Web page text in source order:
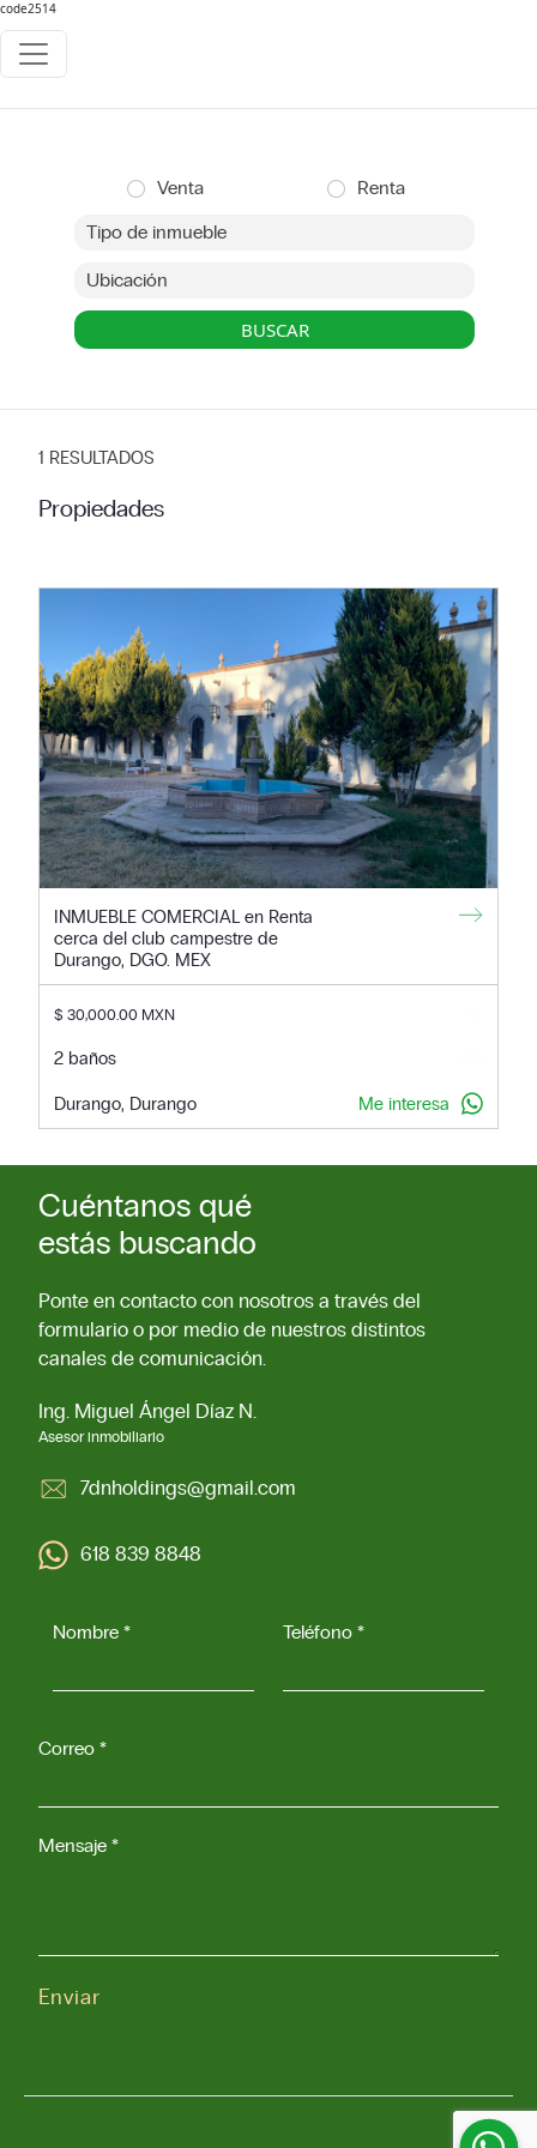
code2514
Venta Renta
1 RESULTADOS
Propiedades
INMUEBLE COMERCIAL en Renta
cerca del club campestre de
Durango, DGO. MEX
$ 30,000.00 MXN
2 baños
Durango, Durango Me interesa
Cuéntanos qué
estás buscando
Ponte en contacto con nosotros a través del
formulario o por medio de nuestros distintos
canales de comunicación.
Ing. Miguel Ángel Díaz N.
Asesor inmobiliario
7dnholdings@gmail.com
618 839 8848
Nombre * Teléfono *
Correo *
Mensaje *